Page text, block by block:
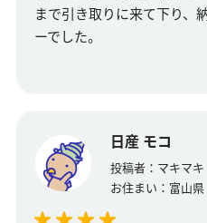
まで引き取りに来て下り、
ーでした。
日産 モコ
投稿者： マキマキ
お住まい： 富山県